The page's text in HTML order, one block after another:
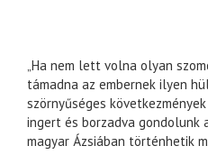
„Ha nem lett volna olyan
támadna az embernek ilyen
szörnyűséges
ingert és borzadva gondolunk
magyar Ázsiában történhetik